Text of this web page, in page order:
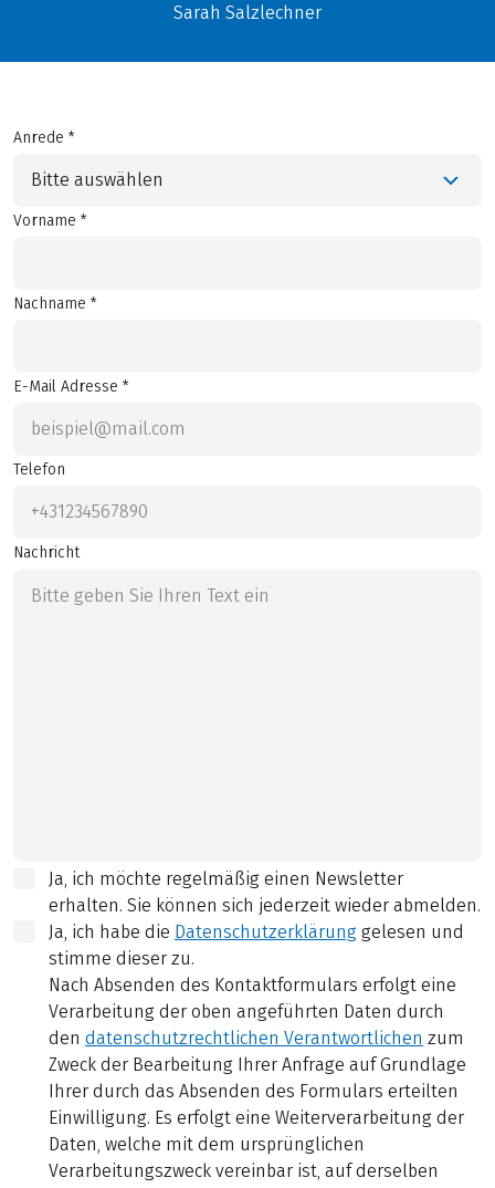
Sarah Salzlechner
Anrede *
Bitte auswählen
Vorname *
Nachname *
E-Mail Adresse *
Telefon
Nachricht
Ja, ich möchte regelmäßig einen Newsletter
erhalten. Sie können sich jederzeit wieder abmelden.
Ja, ich habe die Datenschutzerklärung gelesen und
stimme dieser zu.
Nach Absenden des Kontaktformulars erfolgt eine
Verarbeitung der oben angeführten Daten durch
den datenschutzrechtlichen Verantwortlichen zum
Zweck der Bearbeitung Ihrer Anfrage auf Grundlage
Ihrer durch das Absenden des Formulars erteilten
Einwilligung. Es erfolgt eine Weiterverarbeitung der
Daten, welche mit dem ursprünglichen
Verarbeitungszweck vereinbar ist, auf derselben